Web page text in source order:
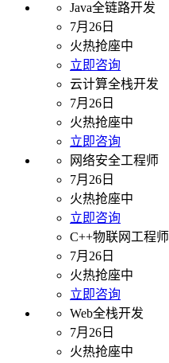
Java全链路开发
7月26日
火热抢座中
立即咨询
云计算全栈开发
7月26日
火热抢座中
立即咨询
网络安全工程师
7月26日
火热抢座中
立即咨询
C++物联网工程师
7月26日
火热抢座中
立即咨询
Web全栈开发
7月26日
火热抢座中